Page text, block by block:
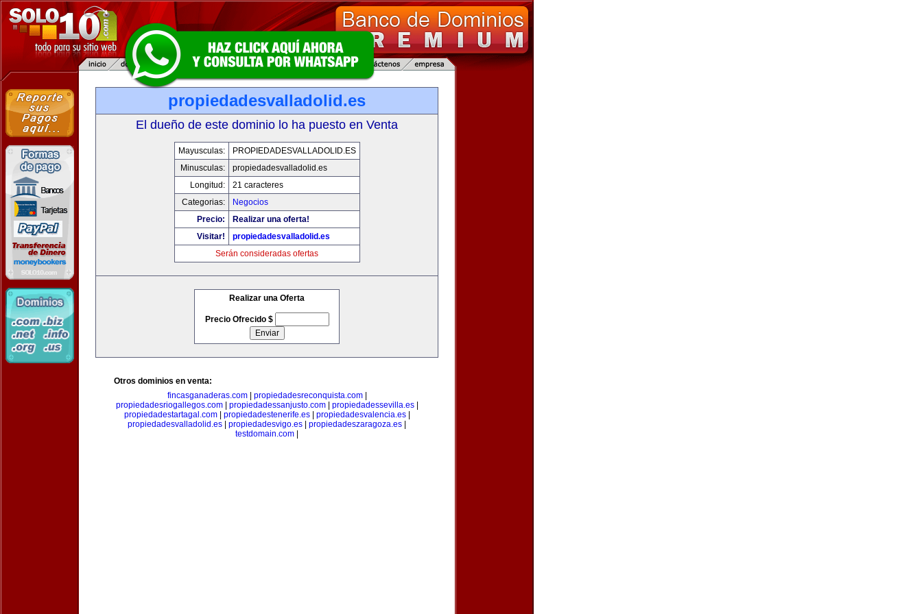
propiedadesvalladolid.es
El dueño de este dominio lo ha puesto en Venta
Mayusculas:
PROPIEDADESVALLADOLID.ES
Minusculas:
propiedadesvalladolid.es
Longitud:
21 caracteres
Categorias:
Negocios
Precio:
Realizar una oferta!
Visitar!
propiedadesvalladolid.es
Serán consideradas ofertas
Realizar una Oferta
Precio Ofrecido $
Otros dominios en venta:
fincasganaderas.com| propiedadesreconquista.com|
propiedadesriogallegos.com| propiedadessanjusto.com| propiedadessevilla.es|
propiedadestartagal.com| propiedadestenerife.es| propiedadesvalencia.es|
propiedadesvalladolid.es
propiedadesvigo.es propiedadeszaragoza.es
testdomain.com